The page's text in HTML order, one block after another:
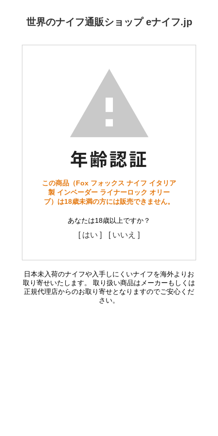
世界のナイフ通販ショップ eナイフ.jp
この商品（Fox フォックス ナイフ イタリア
製 インベーダー ライナーロック オリー
ブ）は18歳未満の方には販売できません。
あなたは18歳以上ですか？
[ はい ] [ いいえ ]
日本未入荷のナイフや入手しにくいナイフを海外よりお
取り寄せいたします。 取り扱い商品はメーカーもしくは
正規代理店からのお取り寄せとなりますのでご安心くだ
さい。